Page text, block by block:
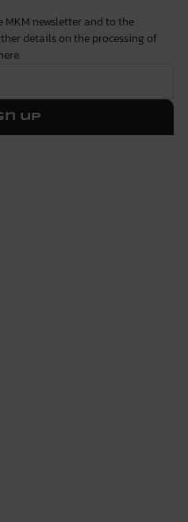
MKM newsletter and to the
details on the processing of
up